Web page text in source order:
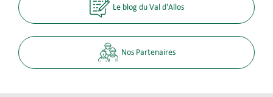
Le blog du Val d'Allos
Nos Partenaires